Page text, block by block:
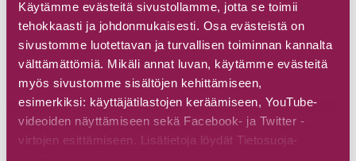
Käytämme evästeitä sivustollamme, jotta se toimii
tehokkaasti ja johdonmukaisesti. Osa evästeistä on
sivustomme luotettavan ja turvallisen toiminnan kannalta
välttämättömiä. Mikäli annat luvan, käytämme evästeitä
myös sivustomme sisältöjen kehittämiseen,
esimerkiksi: käyttäjätilastojen keräämiseen, YouTube-
videoiden näyttämiseen sekä Facebook- ja Twitter -
virtojen esittämiseen. Lisätietoja löydät Tietosuoja-
sivuiltamme.
Swimming
Distances
Hossantie 310, 89920 Ruhtinansalmi, Suomi
Kuusamo 85 km